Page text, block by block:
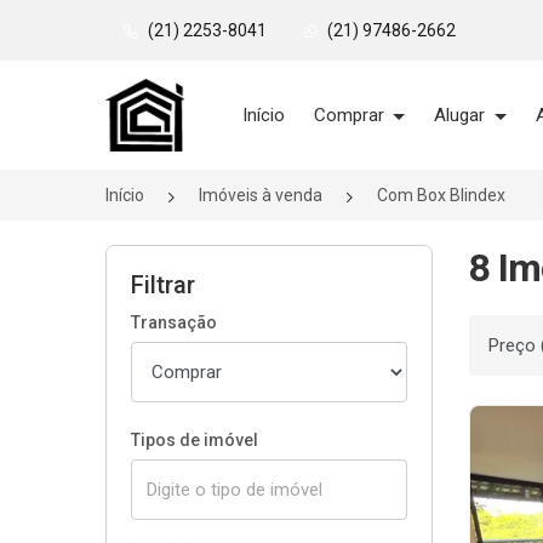
(21) 2253-8041 (21) 97486-2662
Página inicial
Início Comprar Alugar
Início Imóveis à venda Com Box Blindex
Filtrar
Transação
Tipos de imóvel
8